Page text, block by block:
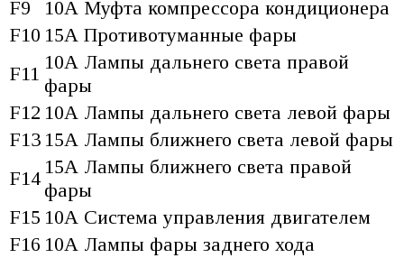
F9
10А Муфта компрессора кондиционера
F10 15А Противотуманные фары
F11
10А Лампы дальнего света правой
фары
F12 10А Лампы дальнего света левой фары
F13 15А Лампы ближнего света левой фары
F14
15А Лампы ближнего света правой
фары
F15 10А Система управления двигателем
F16 10А Лампы фары заднего хода